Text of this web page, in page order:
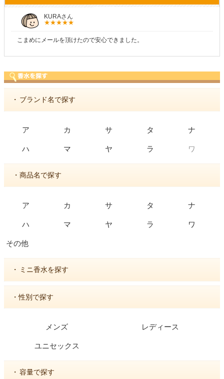
KURAさん
こまめにメールを頂けたので安心できました。
・ ブランド名で探す
ア カ サ タ ナ
ハ マ ヤ ラ ワ
・商品名で探す
ア カ サ タ ナ
ハ マ ヤ ラ ワ
その他
・ ミニ香水を探す
・性別で探す
メンズ レディース
ユニセックス
・ 容量で探す